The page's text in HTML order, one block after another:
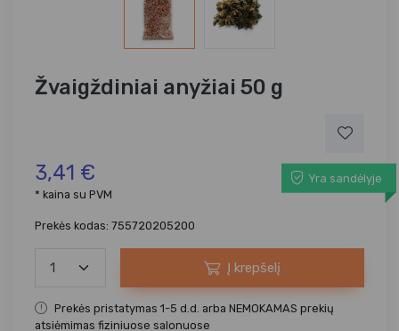
Žvaigždiniai anyžiai 50 g
3,41 €
Yra sandėlyje
* kaina su PVM
Prekės kodas: 755720205200
Į krepšelį
Prekės pristatymas 1-5 d.d. arba NEMOKAMAS prekių
atsiėmimas fiziniuose salonuose